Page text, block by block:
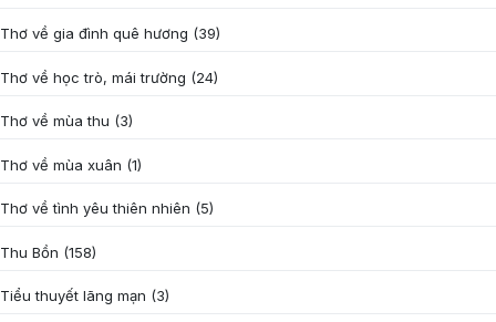
Thơ về gia đình quê hương (39)
Thơ về học trò, mái trường (24)
Thơ về mùa thu (3)
Thơ về mùa xuân (1)
Thơ về tình yêu thiên nhiên (5)
Thu Bồn (158)
Tiểu thuyết lãng mạn (3)